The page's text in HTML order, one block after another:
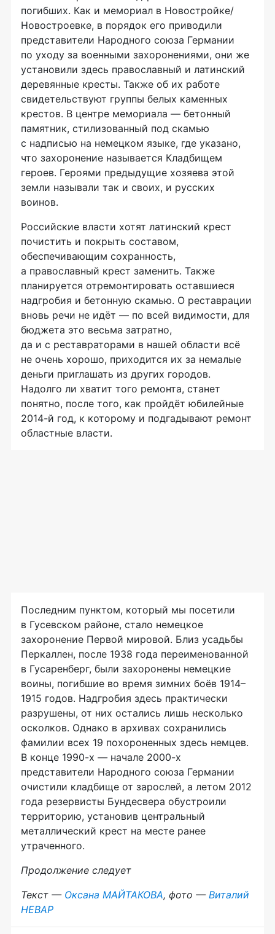
погибших. Как и мемориал в Новостройке/
Новостроевке, в порядок его приводили
представители Народного союза Германии
по уходу за военными захоронениями, они же
установили здесь православный и латинский
деревянные кресты. Также об их работе
свидетельствуют группы белых каменных
крестов. В центре мемориала — бетонный
памятник, стилизованный под скамью
с надписью на немецком языке, где указано,
что захоронение называется Кладбищем
героев. Героями предыдущие хозяева этой
земли называли так и своих, и русских
воинов.
Российские власти хотят латинский крест
почистить и покрыть составом,
обеспечивающим сохранность,
а православный крест заменить. Также
планируется отремонтировать оставшиеся
надгробия и бетонную скамью. О реставрации
вновь речи не идёт — по всей видимости, для
бюджета это весьма затратно,
да и с реставраторами в нашей области всё
не очень хорошо, приходится их за немалые
деньги приглашать из других городов.
Надолго ли хватит того ремонта, станет
понятно, после того, как пройдёт юбилейные
2014-й год, к которому и подгадывают ремонт
областные власти.
Последним пунктом, который мы посетили
в Гусевском районе, стало немецкое
захоронение Первой мировой. Близ усадьбы
Перкаллен, после 1938 года переименованной
в Гусаренберг, были захоронены немецкие
воины, погибшие во время зимних боёв 1914–
1915 годов. Надгробия здесь практически
разрушены, от них остались лишь несколько
осколков. Однако в архивах сохранились
фамилии всех 19 похороненных здесь немцев.
В конце 1990-х — начале 2000-х
представители Народного союза Германии
очистили кладбище от зарослей, а летом 2012
года резервисты Бундесвера обустроили
территорию, установив центральный
металлический крест на месте ранее
утраченного.
Продолжение следует
Текст — Оксана МАЙТАКОВА, фото — Виталий
НЕВАР